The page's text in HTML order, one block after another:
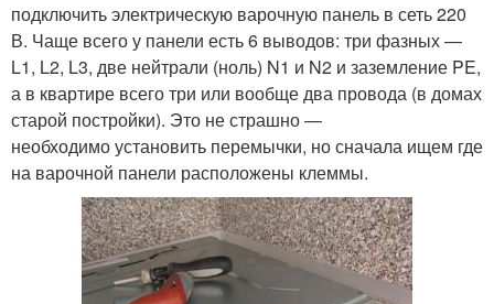
подключить электрическую варочную панель в сеть 220
В. Чаще всего у панели есть 6 выводов: три фазных —
L1, L2, L3, две нейтрали (ноль) N1 и N2 и заземление PE,
а в квартире всего три или вообще два провода (в домах
старой постройки). Это не страшно —
необходимо установить перемычки, но сначала ищем где
на варочной панели расположены клеммы.